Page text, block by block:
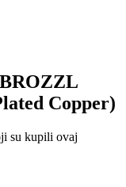
Copper)
su kupili ovaj